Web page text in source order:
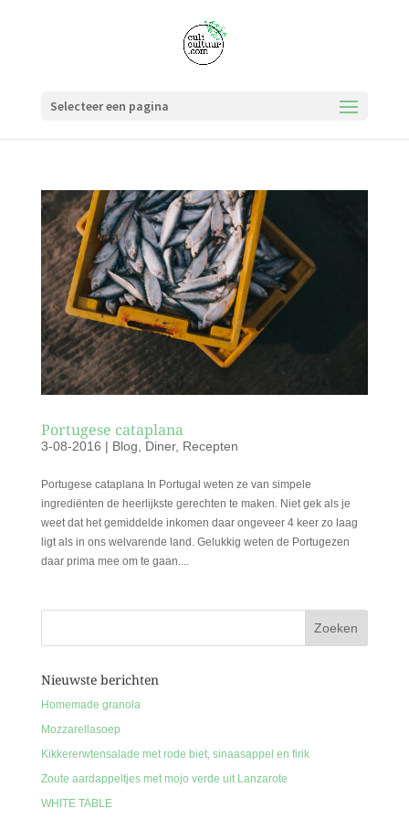
Selecteer een pagina
Portugese cataplana
3-08-2016 | Blog Diner, Recepten
Portugese cataplana In Portugal weten ze van simpele
ingrediënten de heerlijkste gerechten te maken. Niet gek als je
weet dat het gemiddelde inkomen daar ongeveer 4 keer zo laag
ligt als in ons welvarende land. Gelukkig weten de Portugezen
daar prima mee om te gaan....
Nieuwste berichten
Homemade granola
Mozzarellasoep
Kikkererwtensalade met rode biet, sinaasappel en firik
Zoute aardappeltjes met mojo verde uit Lanzarote
WHITE TABLE